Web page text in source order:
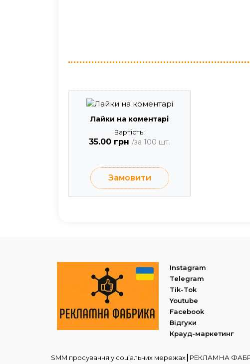
Лайки на коментарі
Вартість:
35.00 грн /за 100 шт.
Замовити
Instagram
Telegram
Tik-Tok
Youtube
Facebook
Відгуки
Крауд-маркетинг
SMM просування у соціальних мережах┃РЕКЛАМНА